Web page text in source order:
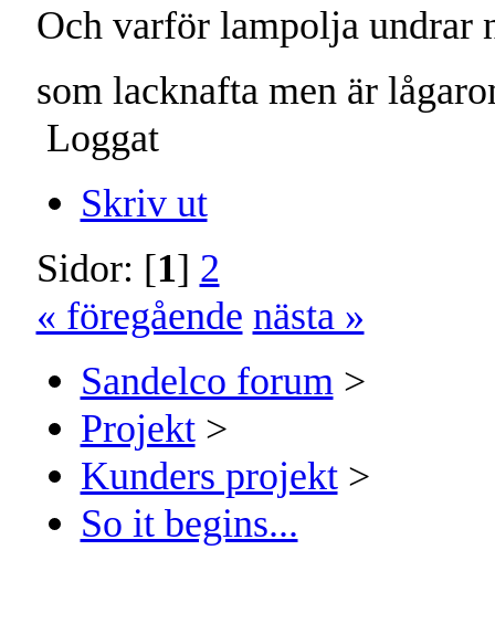
Och varför lampolja undrar
som lacknafta men är
Loggat
Skriv ut
Sidor: [1] 2
« föregående nästa »
Sandelco forum>
Projekt>
Kunders projekt>
So it begins...